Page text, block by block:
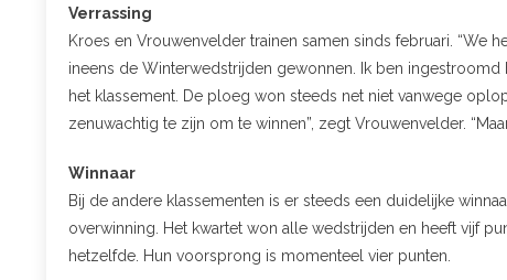
Verrassing
Kroes en Vrouwenvelder trainen samen sinds februari. “We
ineens de Winterwedstrijden gewonnen. Ik ben ingestroomd
het klassement. De ploeg won steeds net niet vanwege
zenuwachtig te zijn om te winnen”, zegt Vrouwenvelder.
Winnaar
Bij de andere klassementen is er steeds een duidelijke
overwinning. Het kwartet won alle wedstrijden en heeft vijf
hetzelfde. Hun voorsprong is momenteel vier punten.